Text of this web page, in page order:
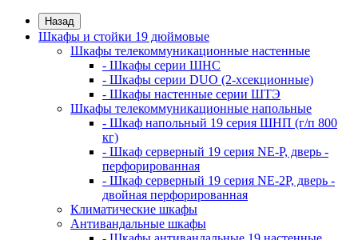
Назад
Шкафы и стойки 19 дюймовые
Шкафы телекоммуникационные настенные
- Шкафы серии ШНС
- Шкафы серии DUO (2-хсекционные)
- Шкафы настенные серии ШТЭ
Шкафы телекоммуникационные напольные
- Шкаф напольный 19 серия ШНП (г/п 800
кг)
- Шкаф серверный 19 серия NE-P, дверь -
перфорированная
- Шкаф серверный 19 серия NE-2P, дверь -
двойная перфорированная
Климатические шкафы
Антивандальные шкафы